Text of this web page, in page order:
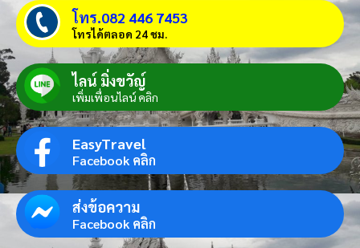
โทร.082 446 7453
โทรได้ตลอด 24 ชม.
ไลน์ มิ่งขวัญ์
เพิ่มเพื่อนไลน์ คลิก
EasyTravel
Facebook คลิก
ส่งข้อความ
Facebook คลิก